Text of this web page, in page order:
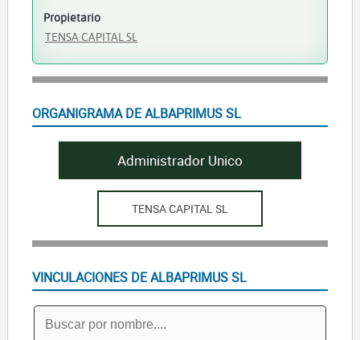
Propietario
TENSA CAPITAL SL
ORGANIGRAMA DE ALBAPRIMUS SL
Administrador Unico
TENSA CAPITAL SL
VINCULACIONES DE ALBAPRIMUS SL